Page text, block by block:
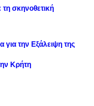
σκηνοθετική
την Εξάλειψη της
Κρήτη